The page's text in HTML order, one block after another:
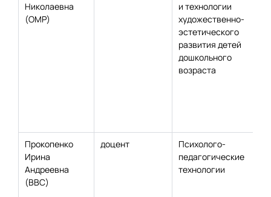
Николаевна
(ОМР)
и технологии
художественно-
эстетического
развития детей
дошкольного
возраста
Прокопенко
Ирина
Андреевна
(ВВС)
доцент
Психолого-
педагогические
технологии